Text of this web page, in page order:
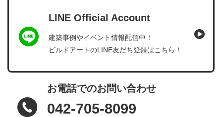
LINE Official Account
建築事例やイベント情報配信中！
ビルドアートのLINE友だち登録はこちら！
お電話でのお問い合わせ
042-705-8099